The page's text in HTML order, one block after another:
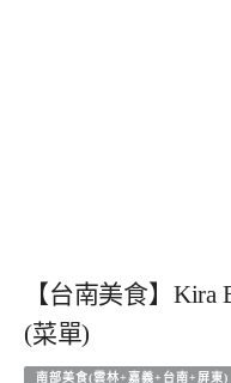
【台南美食】
(菜單)
南部美食(雲林+嘉義+台南+屏東)